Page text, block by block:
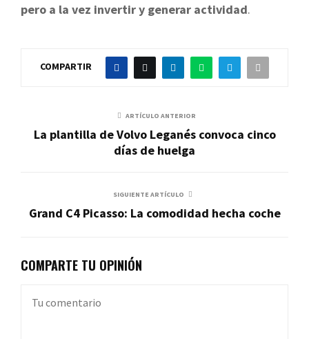
pero a la vez invertir y generar actividad.
COMPARTIR
ARTÍCULO ANTERIOR
La plantilla de Volvo Leganés convoca cinco
días de huelga
SIGUIENTE ARTÍCULO
Grand C4 Picasso: La comodidad hecha coche
COMPARTE TU OPINIÓN